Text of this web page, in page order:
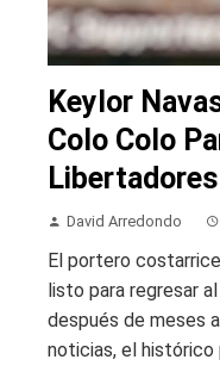
Keylor
Colo Colo
David Arredondo
El portero
listo para regresar
después de meses
noticias, el histórico